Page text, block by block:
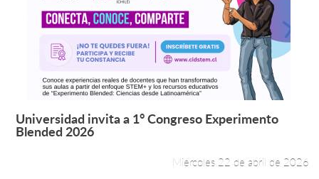
Leer más +
Universidad invita a 1° Congreso Experimento
Blended 2026
Miércoles 22 de abril de 2026